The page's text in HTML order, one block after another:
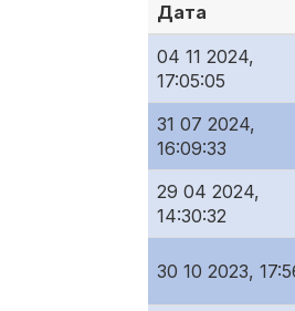
Дата
04 11 2024,
17:05:05
31 07 2024,
16:09:33
29 04 2024,
14:30:32
30 10 2023,